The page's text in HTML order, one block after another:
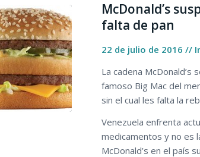
McDonald’s
falta de pan
22 de julio de 2016 //
La cadena
famoso Big Mac del
sin el cual les falta la
Venezuela enfrenta
medicamentos y no es
McDonald’s en el país